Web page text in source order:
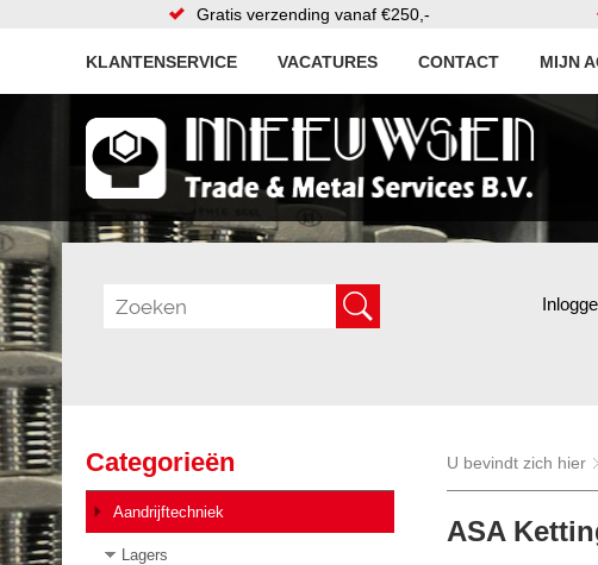
Gratis verzending vanaf €250,-
KLANTENSERVICE VACATURES CONTACT MIJN
Categorieën
Aandrijftechniek
Lagers
U bevindt zich hier
ASA